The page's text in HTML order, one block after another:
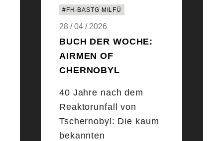
#FH-BASTG MILFÜ
28 / 04 / 2026
BUCH DER WOCHE:
AIRMEN OF
CHERNOBYL
40 Jahre nach dem
Reaktorunfall von
Tschernobyl: Die kaum
bekannten